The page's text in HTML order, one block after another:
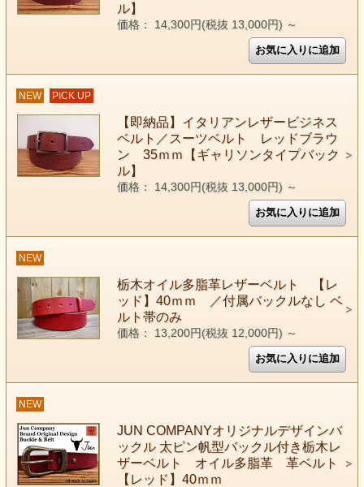
ル】
価格： 14,300円(税抜 13,000円) ～
NEW PICK UP
【即納品】イタリアンレザービジネス
ベルト／スーツベルト レッドブラウ
ン 35ｍｍ【ギャリソンタイプバック
ル】
価格： 14,300円(税抜 13,000円) ～
NEW
栃木オイル多脂革レザーベルト 【レ
ッド】40ｍｍ ／付属バックルなし ベ
ルト帯のみ
価格： 13,200円(税抜 12,000円) ～
NEW
JUN COMPANYオリジナルデザインバ
ックル 太ピン帆型バックル付き栃木レ
ザーベルト オイル多脂革 革ベルト
【レッド】40ｍｍ